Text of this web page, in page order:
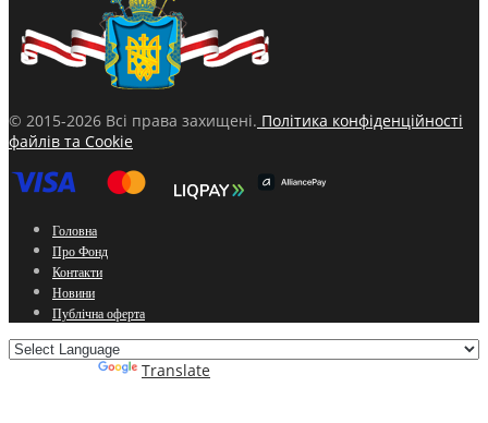
© 2015-2026 Всі права захищені. Політика конфіденційності
файлів та Cookie
Головна
Про Фонд
Контакти
Новини
Публічна оферта
Translate